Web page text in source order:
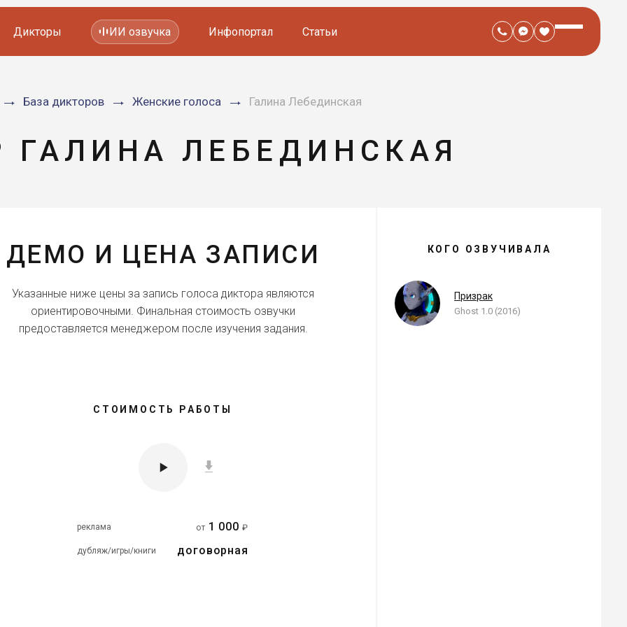
Мультфильмов
Дикторы ИИ озвучка Инфопортал Статьи
База дикторов Женские голоса Галина Лебединская
ГАЛИНА ЛЕБЕДИНСКАЯ
ДЕМО И ЦЕНА ЗАПИСИ
Указанные ниже цены за запись голоса диктора являются
ориентировочными. Финальная стоимость озвучки
предоставляется менеджером после изучения задания.
СТОИМОСТЬ РАБОТЫ
реклама от 1 000 ₽
дубляж/игры/книги договорная
ГАЛИНА ЛЕБЕДИНСКАЯ —
КОГО ОЗВУЧИВАЛА
Призрак
Ghost 1.0 (2016)